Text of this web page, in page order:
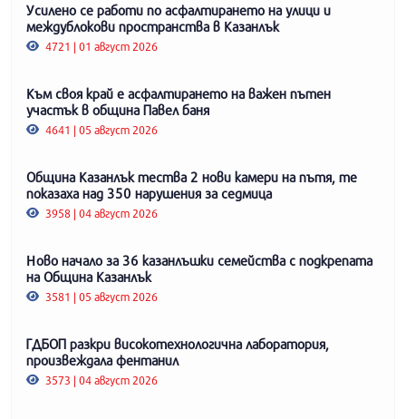
Усилено се работи по асфалтирането на улици и
междублокови пространства в Казанлък
4721 | 01 август 2026
Към своя край е асфалтирането на важен пътен
участък в община Павел баня
4641 | 05 август 2026
Община Казанлък тества 2 нови камери на пътя, те
показаха над 350 нарушения за седмица
3958 | 04 август 2026
Ново начало за 36 казанлъшки семейства с подкрепата
на Община Казанлък
3581 | 05 август 2026
ГДБОП разкри високотехнологична лаборатория,
произвеждала фентанил
3573 | 04 август 2026